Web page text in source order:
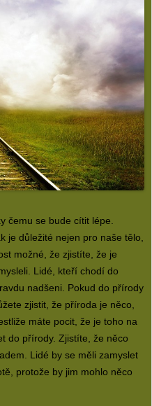
čemu se bude cítit lépe.
je důležité nejen pro naše tělo,
možné, že zjistíte, že je
Lidé, kteří chodí do
nadšeni. Pokud do přírody
zjistit, že příroda je něco,
máte pocit, že je toho na
do přírody. Zjistíte, že něco
Lidé by se měli zamyslet
protože by jim mohlo něco